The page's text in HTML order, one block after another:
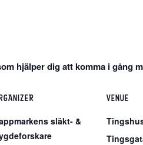
hjälper dig att komma i gång
släkt- &
VENUE